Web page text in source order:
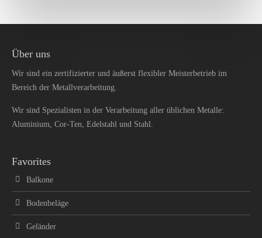
Über uns
Wir sind ein zertifizierter und äußerst flexibler Meisterbetrieb im
Bereich der Metallverarbeitung.
Wir sind Spezialisten in der Verarbeitung aller üblichen Metalle:
Aluminium, Cor-Ten, Edelstahl und Stahl.
Favorites
Balkone
Bodenbeläge
Geländer